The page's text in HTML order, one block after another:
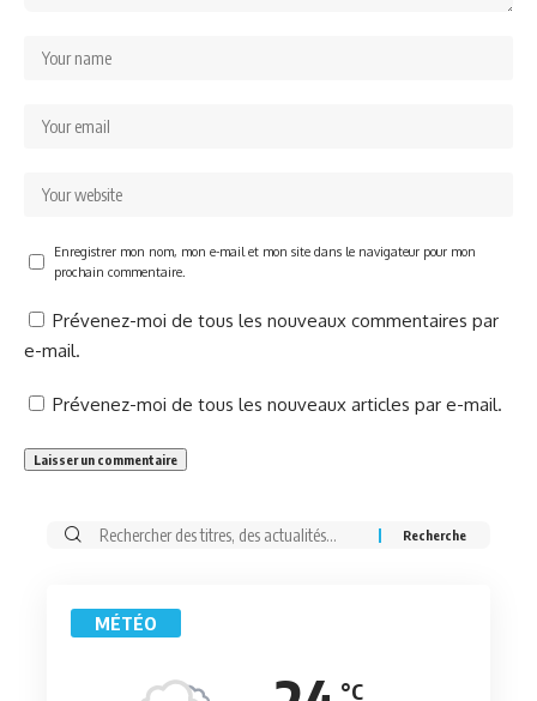
Enregistrer mon nom, mon e-mail et mon site dans le navigateur pour mon
prochain commentaire.
Prévenez-moi de tous les nouveaux commentaires par
e-mail.
Prévenez-moi de tous les nouveaux articles par e-mail.
Rechercher:
MÉTÉO
°C